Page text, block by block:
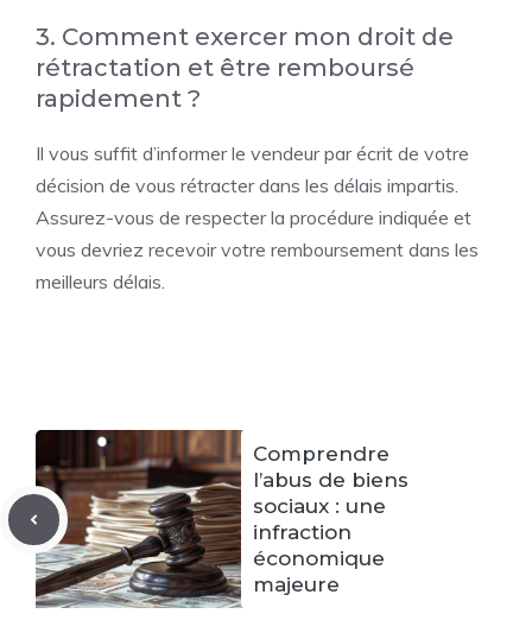
3. Comment exercer mon droit de
rétractation et être remboursé
rapidement ?
Il vous suffit d’informer le vendeur par écrit de votre
décision de vous rétracter dans les délais impartis.
Assurez-vous de respecter la procédure indiquée et
vous devriez recevoir votre remboursement dans les
meilleurs délais.
Comprendre
l’abus de biens
sociaux : une
infraction
économique
majeure